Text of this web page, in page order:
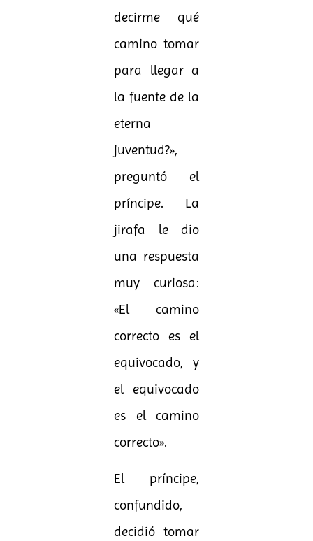
decirme qué
camino tomar
para llegar a
la fuente de la
eterna
juventud?»,
preguntó el
príncipe. La
jirafa le dio
una respuesta
muy curiosa:
«El camino
correcto es el
equivocado, y
el equivocado
es el camino
correcto».
El príncipe,
confundido,
decidió tomar